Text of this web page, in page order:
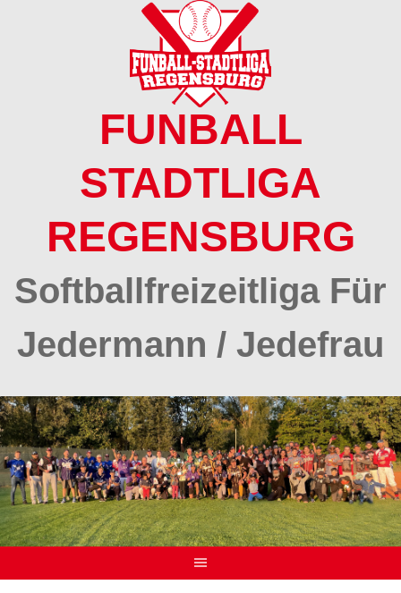
FUNBALL
STADTLIGA
REGENSBURG
Softballfreizeitliga Für
Jedermann / Jedefrau